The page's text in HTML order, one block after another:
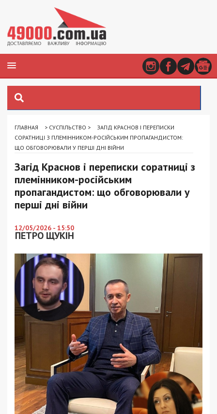
ГЛАВНАЯ > СУСПІЛЬСТВО >
ЗАГІД КРАСНОВ І ПЕРЕПИСКИ
СОРАТНИЦІ З ПЛЕМІННИКОМ-РОСІЙСЬКИМ ПРОПАГАНДИСТОМ:
ЩО ОБГОВОРЮВАЛИ У ПЕРШІ ДНІ ВІЙНИ
Загід Краснов і переписки соратниці з
племінником-російським
пропагандистом: що обговорювали у
перші дні війни
12/05/2026 - 15:50
ПЕТРО ЩУКІН